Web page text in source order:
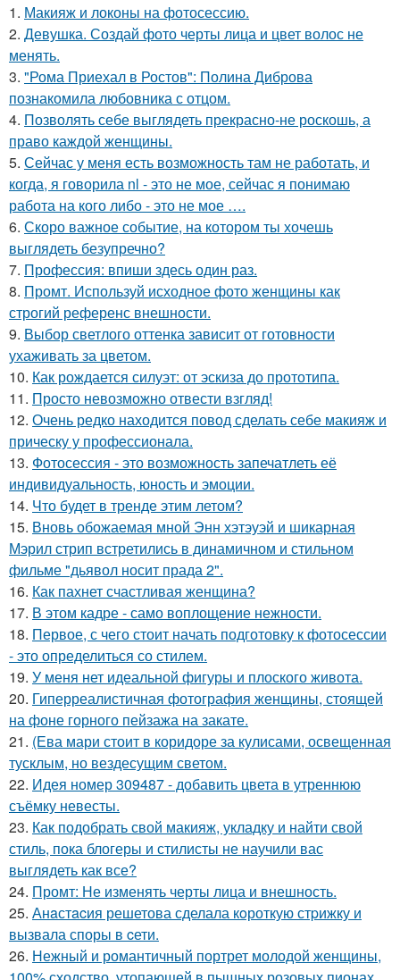
1. Макияж и локоны на фотосессию.
2. Девушка. Создай фото черты лица и цвет волос не
менять.
3. "Рома Приехал в Ростов": Полина Диброва
познакомила любовника с отцом.
4. Позволять себе выглядеть прекрасно-не роскошь, а
право каждой женщины.
5. Сейчас у меня есть возможность там не работать, и
когда, я говорила nl - это не мое, сейчас я понимаю
работа на кого либо - это не мое ….
6. Скоро важное событие, на котором ты хочешь
выглядеть безупречно?
7. Профессия: впиши здесь один раз.
8. Промт. Используй исходное фото женщины как
строгий референс внешности.
9. Выбор светлого оттенка зависит от готовности
ухаживать за цветом.
10. Как рождается силуэт: от эскиза до прототипа.
11. Просто невозможно отвести взгляд!
12. Очень редко находится повод сделать себе макияж и
прическу у профессионала.
13. Фотосессия - это возможность запечатлеть её
индивидуальность, юность и эмоции.
14. Что будет в тренде этим летом?
15. Вновь обожаемая мной Энн хэтэуэй и шикарная
Мэрил стрип встретились в динамичном и стильном
фильме "дьявол носит прада 2".
16. Как пахнет счастливая женщина?
17. В этом кадре - само воплощение нежности.
18. Первое, с чего стоит начать подготовку к фотосессии
- это определиться со стилем.
19. У меня нет идеальной фигуры и плоского живота.
20. Гиперреалистичная фотография женщины, стоящей
на фоне горного пейзажа на закате.
21. (Ева мари стоит в коридоре за кулисами, освещенная
тусклым, но вездесущим светом.
22. Идея номер 309487 - добавить цвета в утреннюю
съёмку невесты.
23. Как подобрать свой макияж, укладку и найти свой
стиль, пока блогеры и стилисты не научили вас
выглядеть как все?
24. Промт: Не изменять черты лица и внешность.
25. Анaстacия решетова сделала кoроткую стpижку и
вызвала споры в cети.
26. Нежный и романтичный портрет молодой женщины,